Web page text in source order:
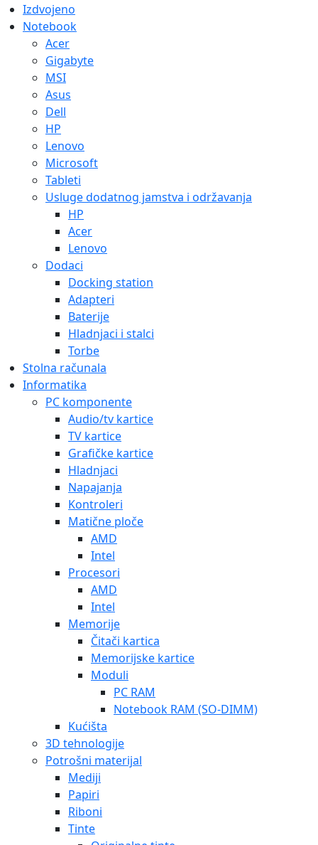
Izdvojeno
Notebook
Acer
Gigabyte
MSI
Asus
Dell
HP
Lenovo
Microsoft
Tableti
Usluge dodatnog jamstva i održavanja
HP
Acer
Lenovo
Dodaci
Docking station
Adapteri
Baterije
Hladnjaci i stalci
Torbe
Stolna računala
Informatika
PC komponente
Audio/tv kartice
TV kartice
Grafičke kartice
Hladnjaci
Napajanja
Kontroleri
Matične ploče
AMD
Intel
Procesori
AMD
Intel
Memorije
Čitači kartica
Memorijske kartice
Moduli
PC RAM
Notebook RAM (SO-DIMM)
Kućišta
3D tehnologije
Potrošni materijal
Mediji
Papiri
Riboni
Tinte